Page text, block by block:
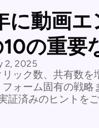
に動画
の重要
2, 2025
ック数、共有数
ォーム固有の戦
証済みのヒントをご